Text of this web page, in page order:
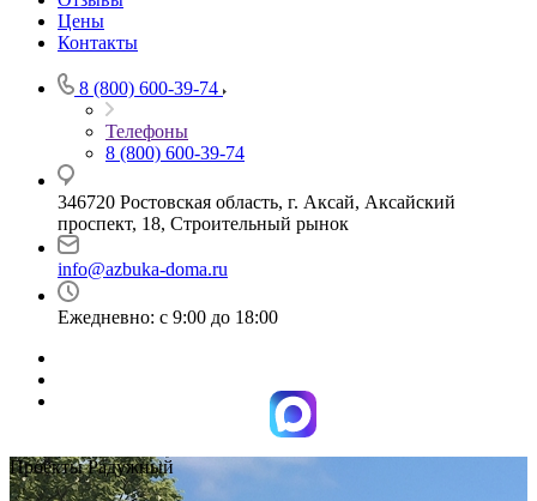
Цены
Контакты
8 (800) 600-39-74
Телефоны
8 (800) 600-39-74
346720 Ростовская область, г. Аксай, Аксайский
проспект, 18, Строительный рынок
info@azbuka-doma.ru
Ежедневно: с 9:00 до 18:00
Проекты Радужный